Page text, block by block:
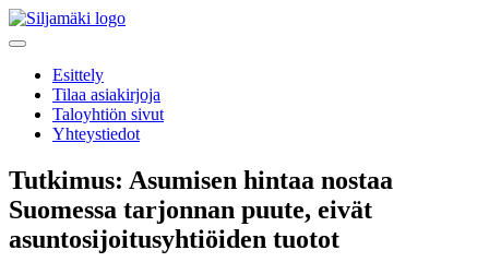
Esittely
Tilaa asiakirjoja
Taloyhtiön sivut
Yhteystiedot
Tutkimus: Asumisen hintaa nostaa
Suomessa tarjonnan puute, eivät
asuntosijoitusyhtiöiden tuotot